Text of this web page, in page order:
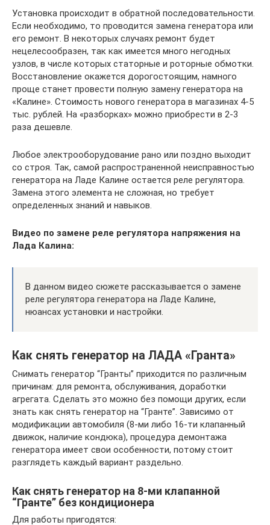
Установка происходит в обратной последовательности.
Если необходимо, то проводится замена генератора или
его ремонт. В некоторых случаях ремонт будет
нецелесообразен, так как имеется много негодных
узлов, в числе которых статорные и роторные обмотки.
Восстановление окажется дорогостоящим, намного
проще станет провести полную замену генератора на
«Калине». Стоимость нового генератора в магазинах 4-5
тыс. рублей. На «разборках» можно приобрести в 2-3
раза дешевле.
Любое электрооборудование рано или поздно выходит
со строя. Так, самой распространенной неисправностью
генератора на Ладе Калине остается реле регулятора.
Замена этого элемента не сложная, но требует
определенных знаний и навыков.
Видео по замене реле регулятора напряжения на
Лада Калина:
В данном видео сюжете рассказывается о замене
реле регулятора генератора на Ладе Калине,
нюансах установки и настройки.
Как снять генератор на ЛАДА «Гранта»
Снимать генератор “Гранты” приходится по различным
причинам: для ремонта, обслуживания, доработки
агрегата. Сделать это можно без помощи других, если
знать как снять генератор на “Гранте”. Зависимо от
модификации автомобиля (8-ми либо 16-ти клапанный
движок, наличие кондюка), процедура демонтажа
генератора имеет свои особенности, потому стоит
разглядеть каждый вариант раздельно.
Как снять генератор на 8-ми клапанной
“Гранте” без кондиционера
Для работы пригодятся: